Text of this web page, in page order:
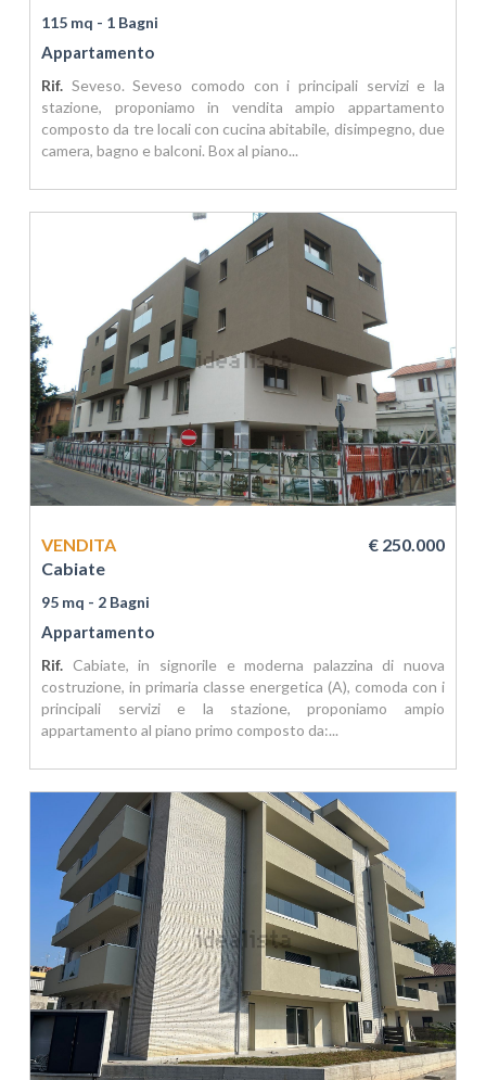
115 mq - 1 Bagni
Appartamento
Rif. Seveso. Seveso comodo con i principali servizi e la
stazione, proponiamo in vendita ampio appartamento
composto da tre locali con cucina abitabile, disimpegno, due
camera, bagno e balconi. Box al piano...
VENDITA
€ 250.000
Cabiate
95 mq - 2 Bagni
Appartamento
Rif. Cabiate, in signorile e moderna palazzina di nuova
costruzione, in primaria classe energetica (A), comoda con i
principali servizi e la stazione, proponiamo ampio
appartamento al piano primo composto da:...